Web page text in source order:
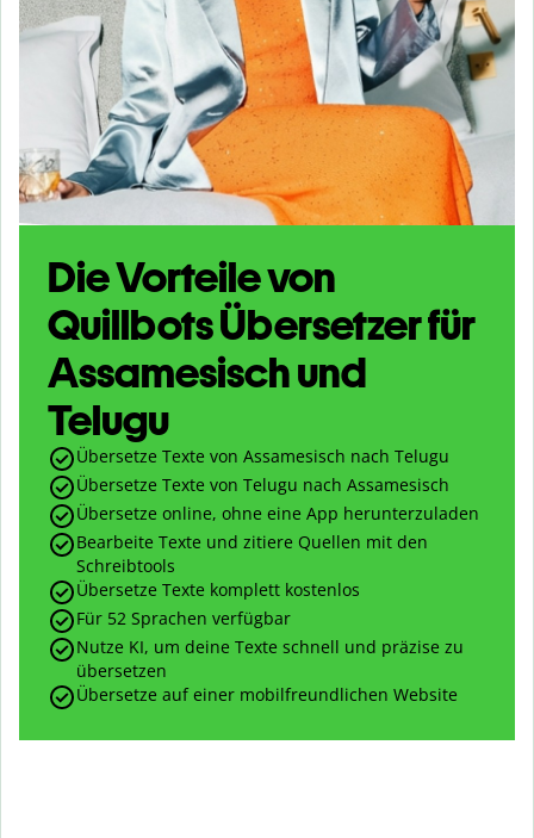
Die Vorteile von
Quillbots Übersetzer für
Assamesisch und
Telugu
Übersetze Texte von Assamesisch nach Telugu
Übersetze Texte von Telugu nach Assamesisch
Übersetze online, ohne eine App herunterzuladen
Bearbeite Texte und zitiere Quellen mit den
Schreibtools
Übersetze Texte komplett kostenlos
Für 52 Sprachen verfügbar
Nutze KI, um deine Texte schnell und präzise zu
übersetzen
Übersetze auf einer mobilfreundlichen Website